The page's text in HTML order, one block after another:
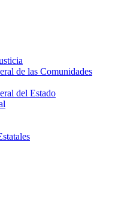
de las Comunidades
del Estado